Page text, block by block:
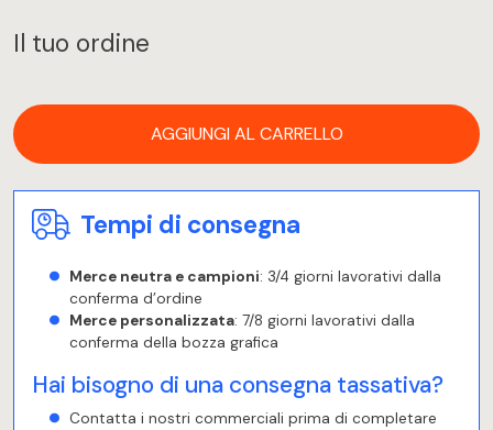
Il tuo ordine
AGGIUNGI AL CARRELLO
Tempi di consegna
Merce neutra e campioni: 3/4 giorni lavorativi dalla
conferma d’ordine
Merce personalizzata: 7/8 giorni lavorativi dalla
conferma della bozza grafica
Hai bisogno di una consegna tassativa?
Contatta i nostri commerciali prima di completare